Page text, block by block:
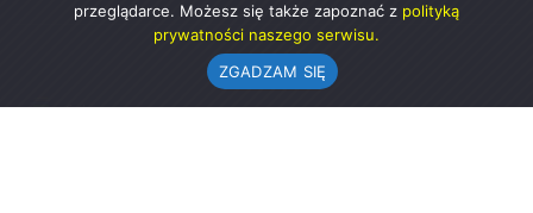
przeglądarce. Możesz się także zapoznać z polityką
prywatności naszego serwisu.
ZGADZAM SIĘ